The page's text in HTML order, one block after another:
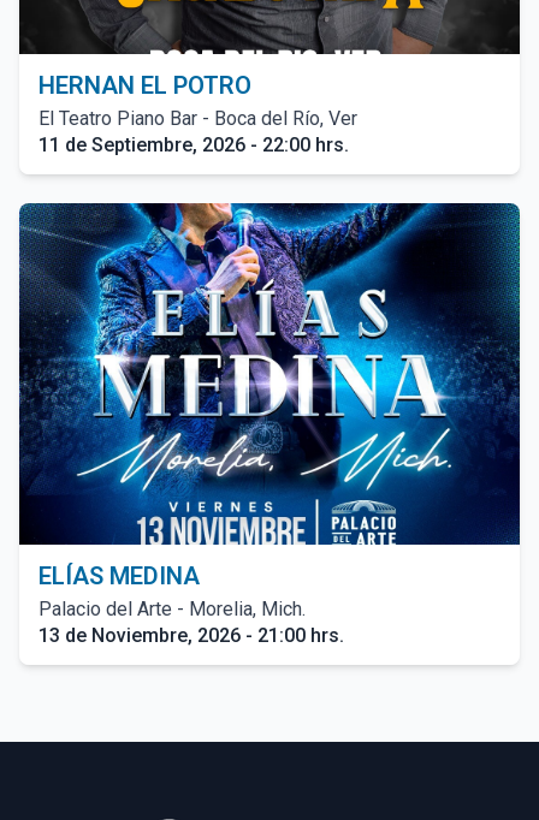
HERNAN EL POTRO
El Teatro Piano Bar - Boca del Río, Ver
11 de Septiembre, 2026 - 22:00 hrs.
ELÍAS MEDINA
Palacio del Arte - Morelia, Mich.
13 de Noviembre, 2026 - 21:00 hrs.